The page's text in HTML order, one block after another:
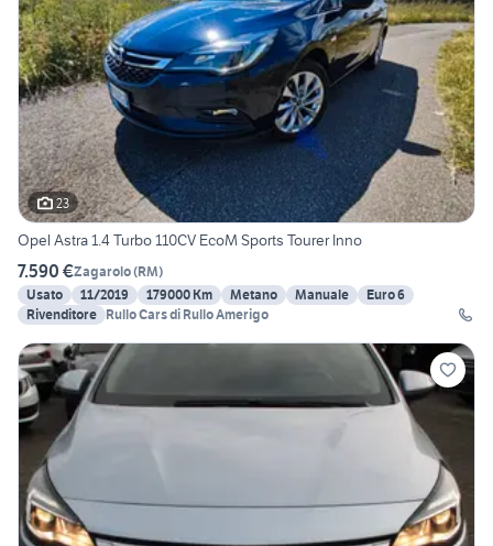
23
Opel Astra 1.4 Turbo 110CV EcoM Sports Tourer Inno
7.590 €Zagarolo(RM)
Usato
11/2019 179000 Km Metano Manuale
Euro 6
Rivenditore Rullo Cars di Rullo Amerigo